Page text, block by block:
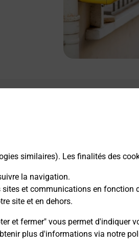
similaires). Les finalités des
la navigation.
et communications en fonction
site et en dehors.
et fermer" vous permet d'indiquer
plus d'informations via notre